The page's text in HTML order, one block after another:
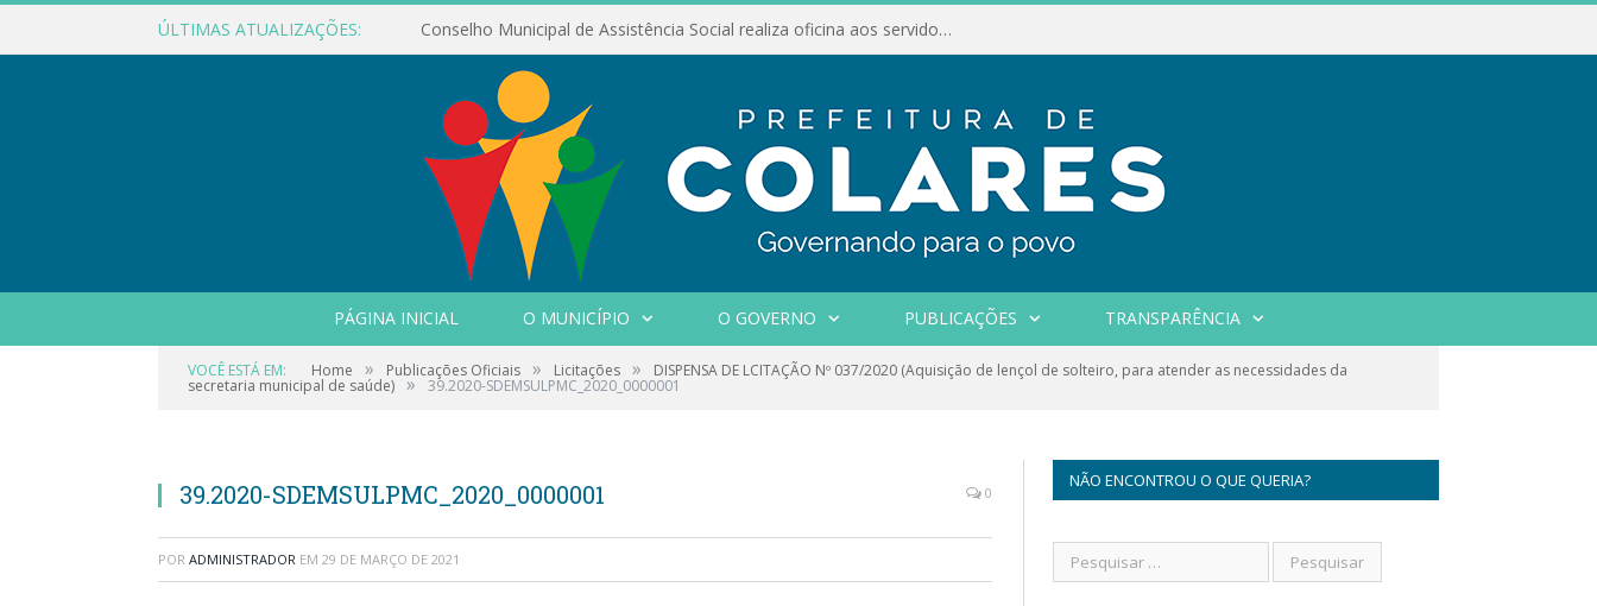
ÚLTIMAS ATUALIZAÇÕES: Conselho Municipal de Assistência Social realiza oficina aos servidores
PÁGINA INICIAL O MUNICÍPIO O GOVERNO PUBLICAÇÕES TRANSPARÊNCIA
VOCÊ ESTÁ EM: Home » Publicações Oficiais » Licitações » DISPENSA DE LCITAÇÃO Nº 037/2020 (Aquisição de lençol de solteiro, para atender as necessidades da
secretaria municipal de saúde) » 39.2020-SDEMSULPMC_2020_0000001
39.2020-SDEMSULPMC_2020_0000001 0
POR ADMINISTRADOR EM 29 DE MARÇO DE 2021
NÃO ENCONTROU O QUE QUERIA?